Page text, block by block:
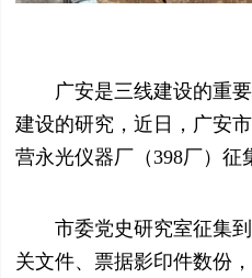
广安是三线建设的重要
建设的研究，近日，广安
营永光仪器厂（398厂）征
市委党史研究室征集到
关文件、票据影印件数份